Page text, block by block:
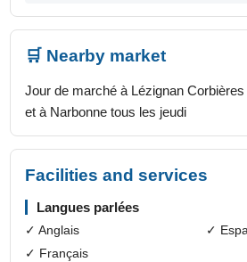
🛒 Nearby market
Jour de marché à Lézignan
et à Narbonne tous les jeudi
Facilities and services
Langues parlées
✓ Anglais
✓
✓ Français